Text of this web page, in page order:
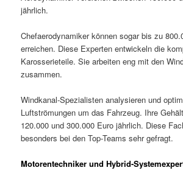
jährlich.
Chefaerodynamiker können sogar bis zu
erreichen. Diese Experten entwickeln die
Karosserieteile. Sie arbeiten eng mit den
zusammen.
Windkanal-Spezialisten analysieren und
Luftströmungen um das Fahrzeug. Ihre
120.000 und 300.000 Euro jährlich. Diese
besonders bei den Top-Teams sehr gefragt.
Motorentechniker und Hybrid-